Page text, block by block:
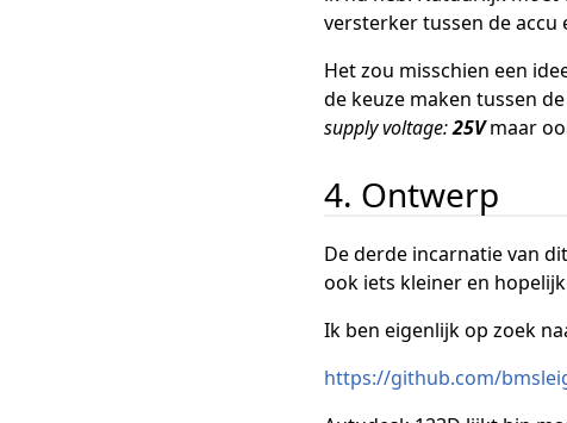
versterker tussen de accu
Het zou misschien een
de keuze maken tussen
supply voltage:25Vmaar
4. Ontwerp
De derde incarnatie van
ook iets kleiner en
Ik ben eigenlijk op zoek
https://github.com/